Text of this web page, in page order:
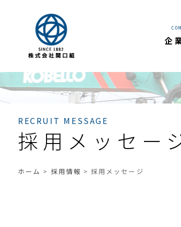
企
採用メッセー
RECRUIT MESSAGE
ホーム > 採用情報 >採用メッセージ